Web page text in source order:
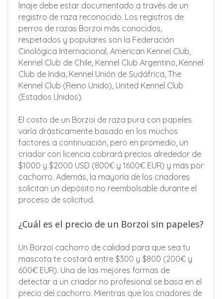
linaje debe estar documentado a través de un
registro de raza reconocido. Los registros de
perros de razas Borzoi más conocidos,
respetados y populares son la Federación
Cinológica Internacional, American Kennel Club,
Kennel Club de Chile, Kennel Club Argentino, Kennel
Club de India, Kennel Unión de Sudáfrica, The
Kennel Club (Reino Unido), United Kennel Club
(Estados Unidos).
El costo de un Borzoi de raza pura con papeles
varía drásticamente basado en los muchos
factores a continuación, pero en promedio, un
criador con licencia cobrará precios alrededor de
$1000 y $2000 USD (800€ y 1600€ EUR) y más por
cachorro. Además, la mayoría de los criadores
solicitan un depósito no reembolsable durante el
proceso de solicitud.
¿Cuál es el precio de un Borzoi sin papeles?
Un Borzoi cachorro de calidad para que sea tu
mascota te costará entre $300 y $800 (200€ y
600€ EUR). Una de las mejores formas de
detectar a un criador no profesional se basa en el
precio del cachorro. Mientras que los criadores de